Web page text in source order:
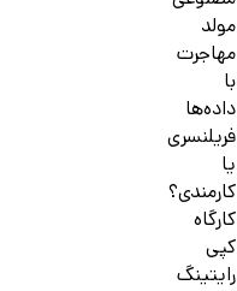
مولد
مهاجرت
با
داده‌ها
فریلنسری
یا
کارمندی؟
کارگاه
کپی
رایتینگ